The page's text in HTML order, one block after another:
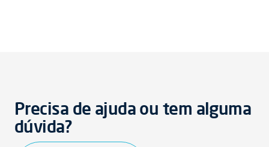
Precisa de ajuda ou tem alguma
dúvida?